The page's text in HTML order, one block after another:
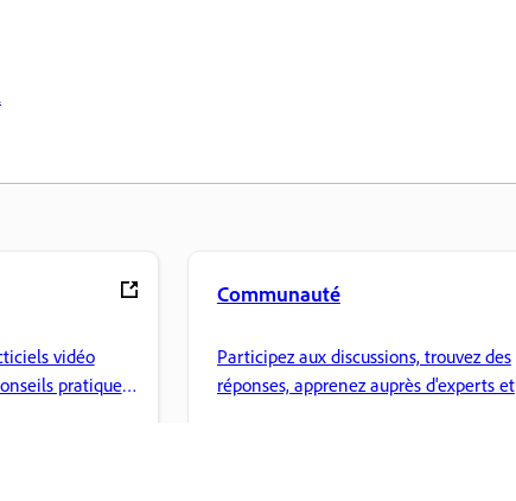
vidéo
pratiques
Communauté
Participez aux discussions, trouvez des
réponses, apprenez auprès d'experts et